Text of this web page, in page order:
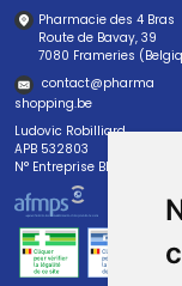
Pharmacie des 4 Bras
Route de Bavay, 39
7080 Frameries
contact@pharma
shopping.be
Ludovic Robilliard
APB 532803
N° Entreprise BE0447.382.113